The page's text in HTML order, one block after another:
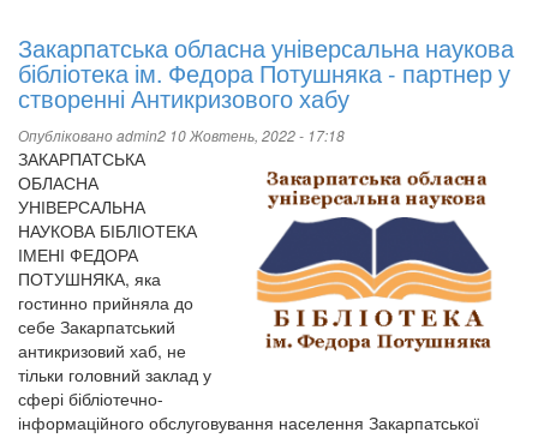
антикризовий
хаб
проводить
глибинні
інтерв'ю
з
переселенцями
Закарпатська обласна універсальна наукова
бібліотека ім. Федора Потушняка - партнер у
створенні Антикризового хабу
Опублікованоadmin2 10 Жовтень, 2022 - 17:18
ЗАКАРПАТСЬКА
ОБЛАСНА
УНІВЕРСАЛЬНА
НАУКОВА БІБЛІОТЕКА
ІМЕНІ ФЕДОРА
ПОТУШНЯКА, яка
гостинно прийняла до
себе Закарпатський
антикризовий хаб, не
тільки головний заклад у
сфері бібліотечно-
інформаційного обслуговування населення Закарпатської